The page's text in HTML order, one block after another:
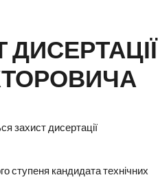
захист дисертації
ступеня кандидата технічних